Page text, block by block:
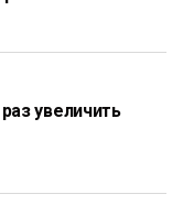
увеличить